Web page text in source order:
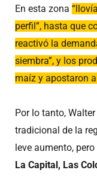
En esta zona
perfil”, hasta que
reactivó la
siembra”, y los
maíz y apostaron
Por lo tanto,
tradicional de la
leve aumento,
La Capital, Las